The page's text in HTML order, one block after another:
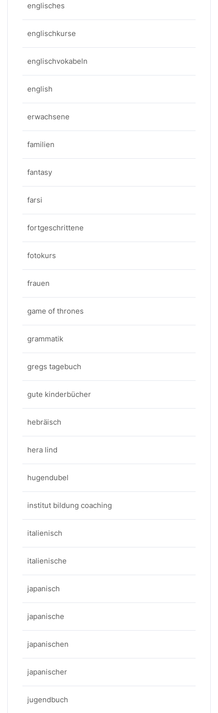
englisches
englischkurse
englischvokabeln
english
erwachsene
familien
fantasy
farsi
fortgeschrittene
fotokurs
frauen
game of thrones
grammatik
gregs tagebuch
gute kinderbücher
hebräisch
hera lind
hugendubel
institut bildung coaching
italienisch
italienische
japanisch
japanische
japanischen
japanischer
jugendbuch